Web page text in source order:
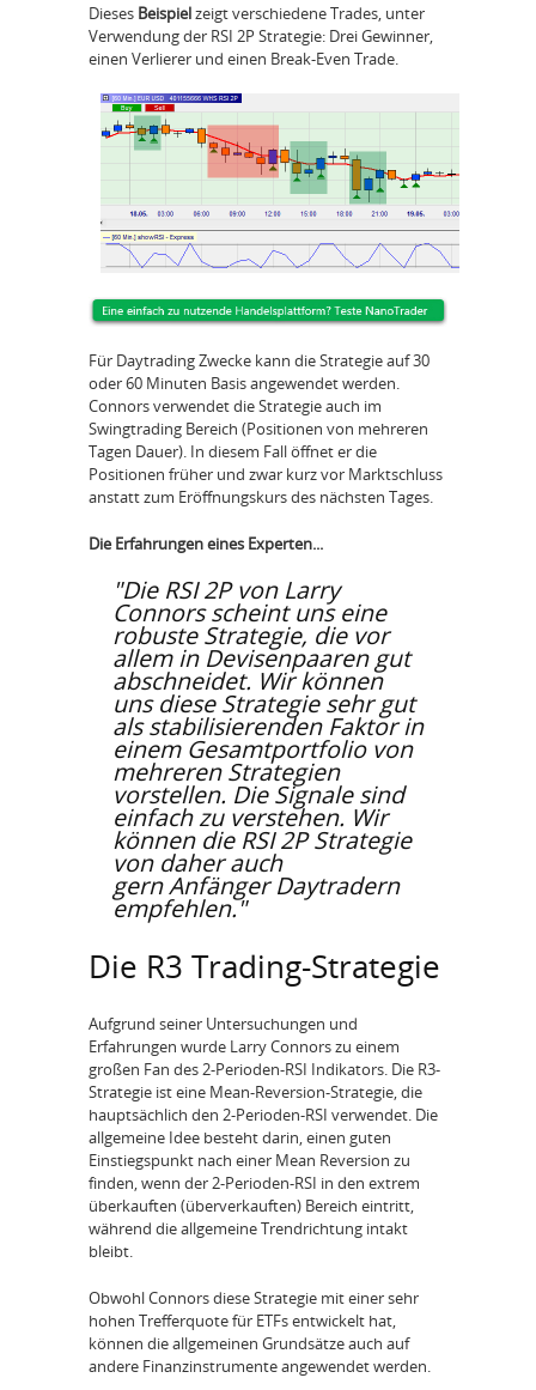
Dieses Beispielzeigt verschiedene Trades, unter
Verwendung der RSI 2P Strategie: Drei Gewinner,
einen Verlierer und einen Break-Even Trade.
Für Daytrading Zwecke kann die Strategie auf 30
oder 60 Minuten Basis angewendet werden.
Connors verwendet die Strategie auch im
Swingtrading Bereich (Positionen von mehreren
Tagen Dauer). In diesem Fall öffnet er die
Positionen früher und zwar kurz vor Marktschluss
anstatt zum Eröffnungskurs des nächsten Tages.
Die Erfahrungen eines Experten...
"Die RSI 2P von Larry
Connors scheint uns eine
robuste Strategie, die vor
allem in Devisenpaaren gut
abschneidet. Wir können
uns diese Strategie sehr gut
als stabilisierenden Faktor in
einem Gesamtportfolio von
mehreren Strategien
vorstellen. Die Signale sind
einfach zu verstehen. Wir
können die RSI 2P Strategie
von daher auch
gern Anfänger Daytradern
empfehlen."
Die R3 Trading-Strategie
Aufgrund seiner Untersuchungen und
Erfahrungen wurde Larry Connors zu einem
großen Fan des 2-Perioden-RSI Indikators. Die R3-
Strategie ist eine Mean-Reversion-Strategie, die
hauptsächlich den 2-Perioden-RSI verwendet. Die
allgemeine Idee besteht darin, einen guten
Einstiegspunkt nach einer Mean Reversion zu
finden, wenn der 2-Perioden-RSI in den extrem
überkauften (überverkauften) Bereich eintritt,
während die allgemeine Trendrichtung intakt
bleibt.
Obwohl Connors diese Strategie mit einer sehr
hohen Trefferquote für ETFs entwickelt hat,
können die allgemeinen Grundsätze auch auf
andere Finanzinstrumente angewendet werden.